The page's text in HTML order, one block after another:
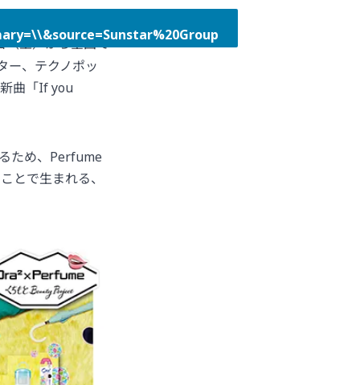
（土）から全国で
ー、テクノポッ
曲「If you
ため、Perfume
とで生まれる、